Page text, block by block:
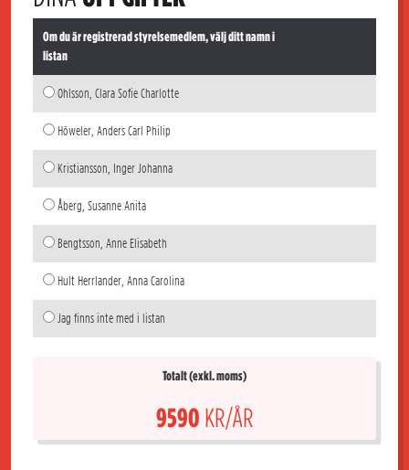
Om du är registrerad styrelsemedlem, välj ditt namn i
listan
Ohlsson, Clara Sofie Charlotte
Höweler, Anders Carl Philip
Kristiansson, Inger Johanna
Åberg, Susanne Anita
Bengtsson, Anne Elisabeth
Hult Herrlander, Anna Carolina
Jag finns inte med i listan
Totalt (exkl. moms)
9590 KR/ÅR